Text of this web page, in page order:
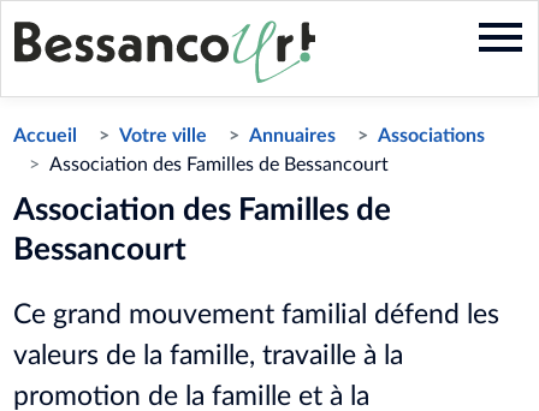
Aller
au
contenu
Accueil Votre ville Annuaires
Associations
Association des Familles de Bessancourt
Association des Familles de
Bessancourt
Ce grand mouvement familial défend les
valeurs de la famille, travaille à la
promotion de la famille et à la